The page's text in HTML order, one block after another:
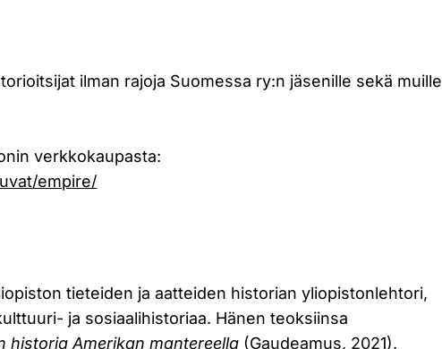
ilman rajoja Suomessa ry:n jäsenille sekä muille
verkkokaupasta:
empire/
tieteiden ja aatteiden historian yliopistonlehtori,
ja sosiaalihistoriaa. Hänen teoksiinsa
historia Amerikan mantereella (Gaudeamus, 2021).